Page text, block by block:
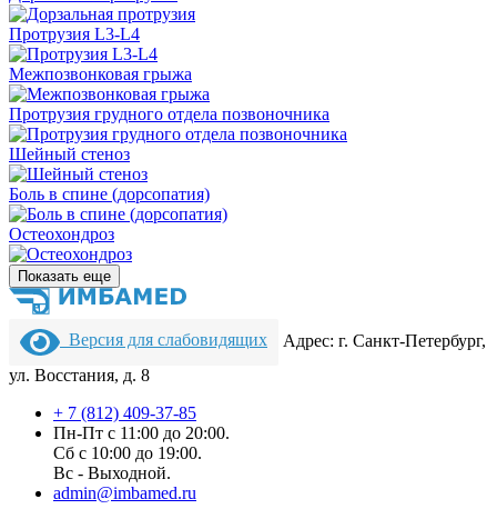
Протрузия L3-L4
Межпозвонковая грыжа
Протрузия грудного отдела позвоночника
Шейный стеноз
Боль в спине (дорсопатия)
Остеохондроз
Показать еще
Версия для слабовидящих
Адрес: г. Санкт-Петербург,
ул. Восстания, д. 8
+ 7 (812) 409-37-85
Пн-Пт с 11:00 до 20:00.
Сб с 10:00 до 19:00.
Вс - Выходной.
admin@imbamed.ru